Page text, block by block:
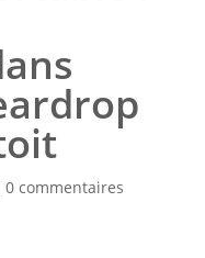
0 commentaires